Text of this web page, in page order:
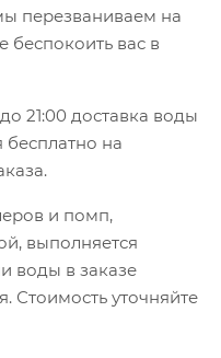
перезваниваем на
беспокоить вас в
21:00 доставка воды
на
и помп,
выполняется
воды в заказе
Стоимость уточняйте